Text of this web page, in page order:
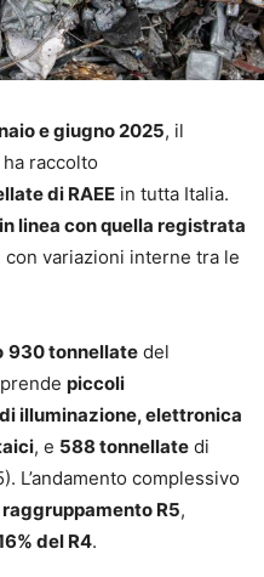
e giugno 2025, il
ha raccolto
di RAEE in tutta Italia.
in linea con quella registrata
con variazioni interne tra le
930 tonnellate del
piccoli
illuminazione, elettronica
, e 588 tonnellate di
L’andamento complessivo
R5,
del R4.